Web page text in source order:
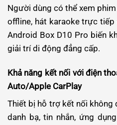
Người dùng có thể xem
offline, hát karaoke trực
Android Box D10 Pro biến
giải trí di động đẳng cấp.
Khả năng kết nối với điện
Auto/Apple CarPlay
Thiết bị hỗ trợ kết nối không
danh bạ, tin nhắn, ứng